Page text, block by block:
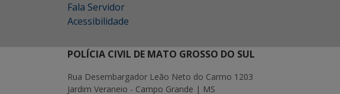
Fala Servidor
Acessibilidade
POLÍCIA CIVIL DE MATO GROSSO DO SUL
Rua Desembargador Leão Neto do Carmo 1203
Jardim Veraneio - Campo Grande | MS